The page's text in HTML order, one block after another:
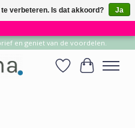
×
en geniet van de voordelen.
Verlanglijst
verbeteren. Is dat akkoord?
Ja